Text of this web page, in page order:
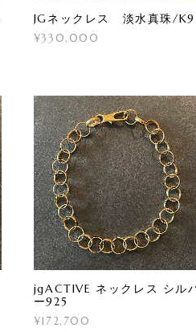
JGネックレス 淡水真珠/K9
¥330,000
jgACTIVE ネックレス シル
ー925
¥172,700